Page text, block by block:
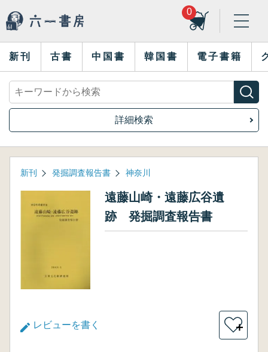
0
新刊 古書 中国書 韓国書 電子書籍
詳細検索
新刊 発掘調査報告書 神奈川
遠藤山崎・遠藤広谷遺
跡 発掘調査報告書
レビューを書く ＋